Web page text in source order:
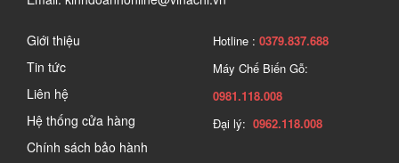
Giới thiệu
Tin tức
Liên hệ
Hệ thống cửa hàng
Chính sách bảo hành
Hotline : 0379.837.688
Máy Chế Biến Gỗ:
0981.118.008
Đại lý: 0962.118.008